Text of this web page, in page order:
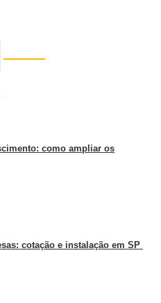
como ampliar os
cotação e instalação em SP